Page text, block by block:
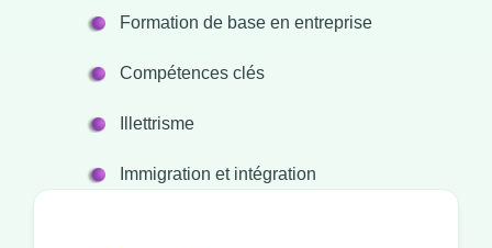
Formation de base en entreprise
Compétences clés
Illettrisme
Immigration et intégration